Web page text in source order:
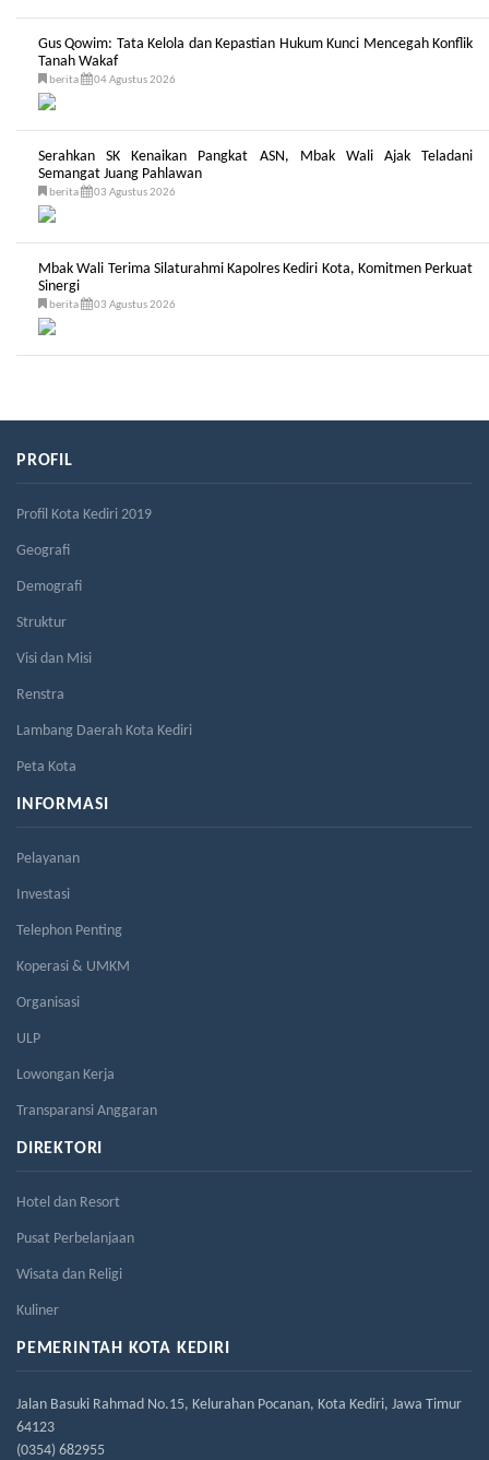
Gus Qowim: Tata Kelola dan Kepastian Hukum Kunci Mencegah Konflik
Tanah Wakaf
berita 04 Agustus 2026
Serahkan SK Kenaikan Pangkat ASN, Mbak Wali Ajak Teladani
Semangat Juang Pahlawan
berita 03 Agustus 2026
Mbak Wali Terima Silaturahmi Kapolres Kediri Kota, Komitmen Perkuat
Sinergi
berita 03 Agustus 2026
PROFIL
Profil Kota Kediri 2019
Geografi
Demografi
Struktur
Visi dan Misi
Renstra
Lambang Daerah Kota Kediri
Peta Kota
INFORMASI
Pelayanan
Investasi
Telephon Penting
Koperasi & UMKM
Organisasi
ULP
Lowongan Kerja
Transparansi Anggaran
DIREKTORI
Hotel dan Resort
Pusat Perbelanjaan
Wisata dan Religi
Kuliner
PEMERINTAH KOTA KEDIRI
Jalan Basuki Rahmad No.15, Kelurahan Pocanan, Kota Kediri, Jawa Timur
64123
(0354) 682955